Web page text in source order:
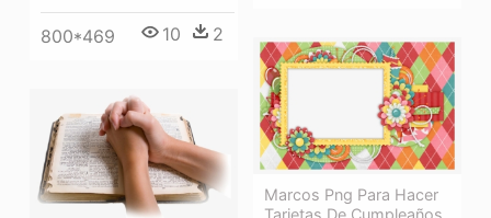
800*469 10 2
Marcos Png Para Hacer
Tarjetas De Cumpleaños